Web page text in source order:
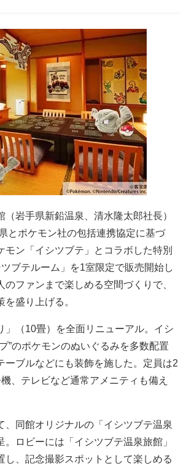
岩手県新鉛温泉、清水隆太郎社長）
とポケモン社の包括連携協定に基づ
モン「イシツブテ」とコラボした特別
ブテルーム」を1室限定で販売開始し
のファンまで楽しめる空間づくりで、
盛り上げる。
（10畳）を全面リニューアル。イシ
”のポケモンのぬいぐるみを多数配置
ーブルなどにも装飾を施した。定員は2
、テレビなど通常アメニティも備え
同館オリジナルの「イシツブテ温泉
。ロビーには「イシツブテ温泉旅館」
し、記念撮影スポットとして楽しめる